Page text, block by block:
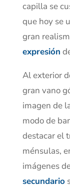
capilla se
que hoy se
gran
expresión
Al exterior
gran vano
imagen de
modo de
destacar el
ménsulas,
imágenes
secundario